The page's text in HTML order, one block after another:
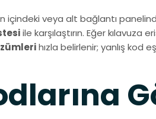
içindeki veya alt bağlantı
ile karşılaştırın. Eğer
hızla belirlenir; yanlış kod